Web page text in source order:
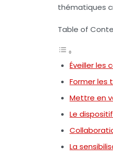
thématiques
Table of
Éveiller les
Former les
Mettre en
Le
La